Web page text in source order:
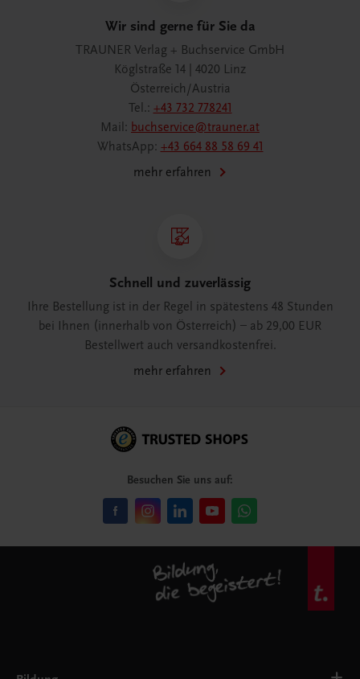
Wir sind gerne für Sie da
TRAUNER Verlag + Buchservice GmbH
Köglstraße 14 | 4020 Linz
Österreich/Austria
Tel.: +43 732 778241
Mail: buchservice@trauner.at
WhatsApp: +43 664 88 58 69 41
mehr erfahren
Schnell und zuverlässig
Ihre Bestellung ist in der Regel in spätestens 48 Stunden
bei Ihnen (innerhalb von Österreich) – ab 29,00 EUR
Bestellwert auch versandkostenfrei.
mehr erfahren
Besuchen Sie uns auf: